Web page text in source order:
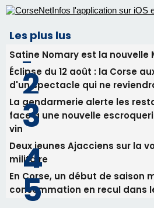
Les plus lus
Satine Nomary est la nouvelle
Éclipse du 12 août : la Corse
d'un spectacle qui ne
La gendarmerie alerte les
face à une nouvelle
vin
Deux jeunes Ajacciens sur la
militaire
En Corse, un début de saison
consommation en recul dans